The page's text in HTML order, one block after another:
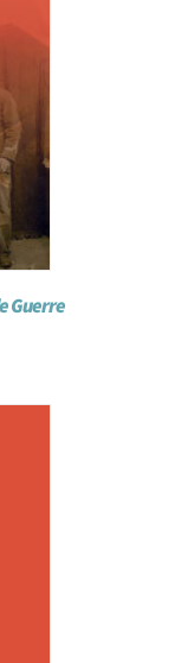
Guerre